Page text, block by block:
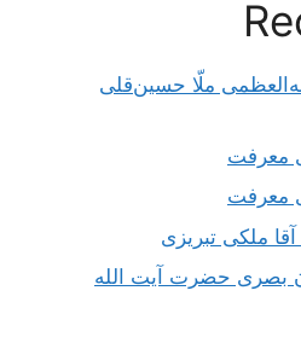
ملّا حسین‌قلی
معرفت
معرفت
ملکی تبریزی
بصری حضرت آیت الله